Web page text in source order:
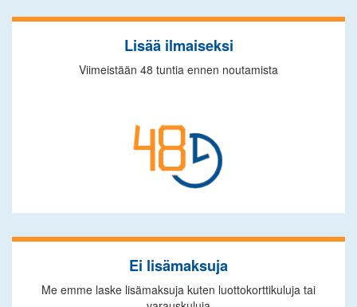
Lisää ilmaiseksi
Viimeistään 48 tuntia ennen noutamista
Ei lisämaksuja
Me emme laske lisämaksuja kuten luottokorttikuluja tai